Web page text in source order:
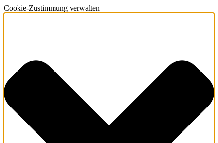
Cookie-Zustimmung verwalten